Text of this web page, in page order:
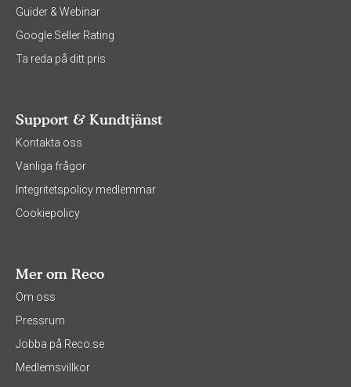
Guider & Webinar
Google Seller Rating
Ta reda på ditt pris
Support & Kundtjänst
Kontakta oss
Vanliga frågor
Integritetspolicy medlemmar
Cookiepolicy
Mer om Reco
Om oss
Pressrum
Jobba på Reco.se
Medlemsvillkor